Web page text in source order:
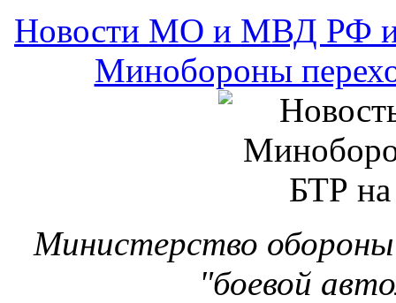
Новости МО и МВД РФ
Минобороны
Министерство
"боевой